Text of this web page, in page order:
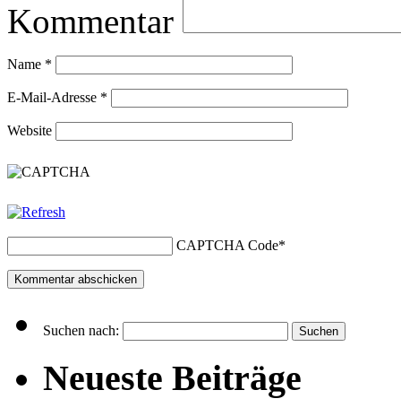
Kommentar
Name *
E-Mail-Adresse *
Website
CAPTCHA Code*
Suchen nach:
Neueste Beiträge